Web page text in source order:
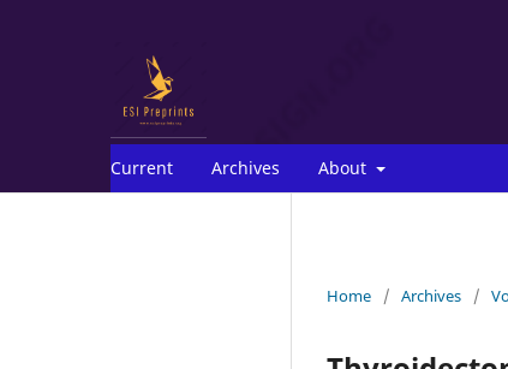
Current Archives About
Home / Archives /